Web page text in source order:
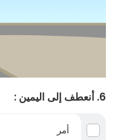
6. أنعطف إلى اليمين :
أمر